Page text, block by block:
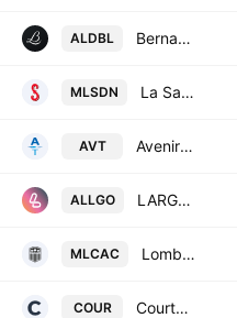
ALDBL Bernard Loiseau SA
MLSDN La Savonnerie De Nyons SA
AVT Avenir Telecom SA
ALLGO LARGO SA
MLCAC Lombard & Medot
COUR Courtois SA